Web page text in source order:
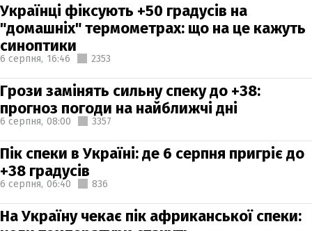
Українці фіксують +50 градусів на
"домашніх" термометрах: що на це кажуть
синоптики
6 серпня, 16:46 2353
Грози замінять сильну спеку до +38:
прогноз погоди на найближчі дні
6 серпня, 08:00 3357
Пік спеки в Україні: де 6 серпня пригріє до
+38 градусів
6 серпня, 06:40 836
На Україну чекає пік африканської спеки: